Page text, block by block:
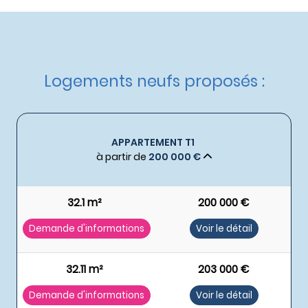
Logements neufs proposés :
APPARTEMENT T1
à partir de 200 000 €
32.1 m² 200 000 €
Demande d'informations Voir le détail
32.11 m² 203 000 €
Demande d'informations Voir le détail